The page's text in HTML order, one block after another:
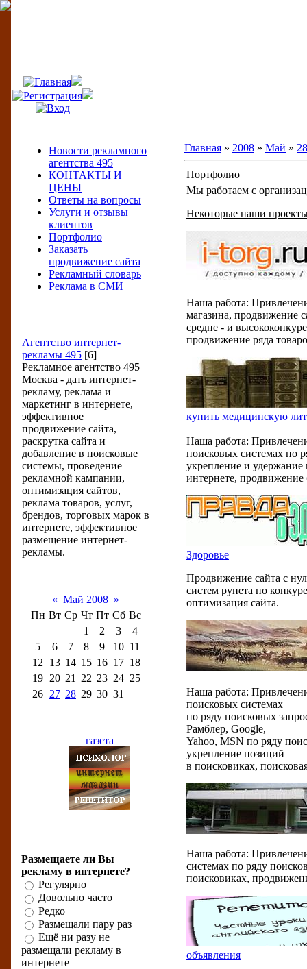
Новости рекламного
агентства 495
КОНТАКТЫ И
ЦЕНЫ
Ответы на вопросы
Услуги и отзывы
клиентов
Портфолио
Заказать
продвижение сайта
Рекламный словарь
Реклама в СМИ
Агентство интернет-
рекламы 495 [6]
Рекламное агентство 495
Москва - дать интернет-
рекламу, реклама и
маркетинг в интернете,
эффективное
продвижение сайта,
раскрутка сайта и
добавление в поисковые
системы, проведение
рекламной кампании,
оптимизация сайтов,
реклама товаров, услуг,
брендов, торговых марок в
интернете, эффективное
размещение интернет-
рекламы.
« Май 2008 »
Пн Вт Ср Чт Пт Сб Вс
1
2 3
4
5
6 7 8 9 10 11
12
13 14 15 16 17 18
19 20 21 22 23 24 25
26 27 28 29 30 31
Размещаете ли Вы
рекламу в интернете?
Регулярно
Довольно часто
Редко
Размещали пару раз
Ещё ни разу не
размещали рекламу в
интернете
Главная » 2008 » Май » 28
Портфолио
Мы работаем с
Некоторые наши
Наша работа:
магазина, продвижение
средне - и
продвижение ряда
купить медицинскую
Наша работа:
поисковых системах по
укрепление и удержание
интернете, продвижение
Здоровье
Продвижение сайта с
систем рунета по
оптимизация сайта.
Наша работа:
поисковых системах
по ряду поисковых
Рамблер, Google,
Yahoo, MSN по ряду
укрепление позиций
в поисковиках,
Наша работа:
системах по ряду
поисковиках,
объявления